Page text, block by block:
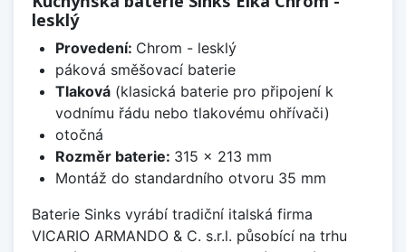
lesklý
Provedení: Chrom - lesklý
páková směšovací baterie
Tlaková(klasická baterie pro připojení k
vodnímu řádu nebo tlakovému ohřívači)
otočná
Rozměr baterie: 315 x 213 mm
Montáž do standardního otvoru 35 mm
Baterie Sinks vyrábí tradiční italská firma
VICARIO ARMANDO & C. s.r.l. působící na trhu